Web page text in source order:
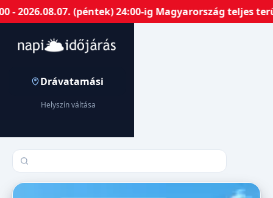
(péntek) 24:00-ig Magyarország teljes
Drávatamási
Helyszín váltása
Település keresése